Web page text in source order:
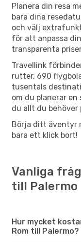
Planera din resa
bara dina
och välj
för att anpassa
transparenta
Travellink
rutter, 690
tusentals
om du planerar
du allt du behöver
Börja ditt äventyr
bara ett klick bort!
Vanliga
till Palermo
Hur mycket
Rom till Palermo?